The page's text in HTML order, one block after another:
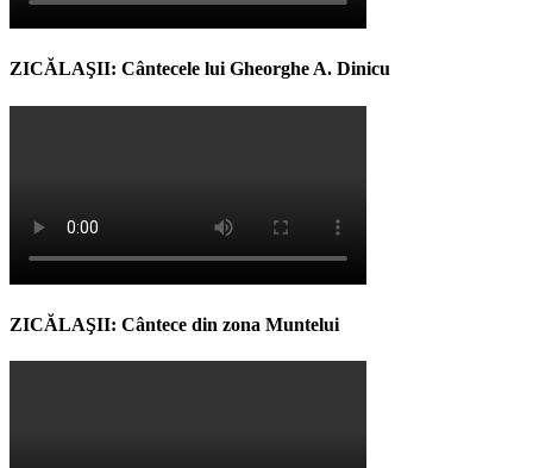
ZICĂLAŞII: Cântecele lui Gheorghe A. Dinicu
ZICĂLAŞII: Cântece din zona Muntelui